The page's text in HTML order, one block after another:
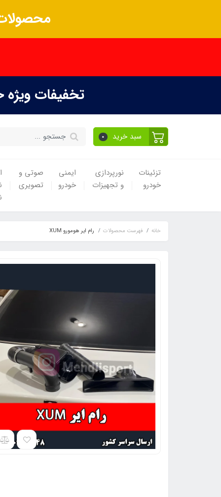
تخفیفات
سبد خرید 0
تزئینات
خودرو
نورپردازی
و تجهیزات
ایمنی
خودرو
صوتی و
تصویری
خانه فهرست محصولات رام ایر هومورو XUM